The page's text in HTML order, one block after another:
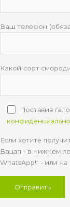
Ваш телефон
Какой сорт
Поставив
Если хотите
Вацап - в нижнем
WhatsApp!" - или на